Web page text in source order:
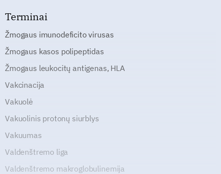
Terminai
Žmogaus imunodeficito virusas
Žmogaus kasos polipeptidas
Žmogaus leukocitų antigenas, HLA
Vakcinacija
Vakuolė
Vakuolinis protonų siurblys
Vakuumas
Valdenštremo liga
Valdenštremo makroglobulinemija